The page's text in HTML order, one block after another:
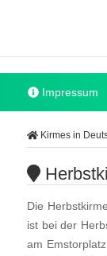
Impressum
Kirmes in
Die
ist bei der
am